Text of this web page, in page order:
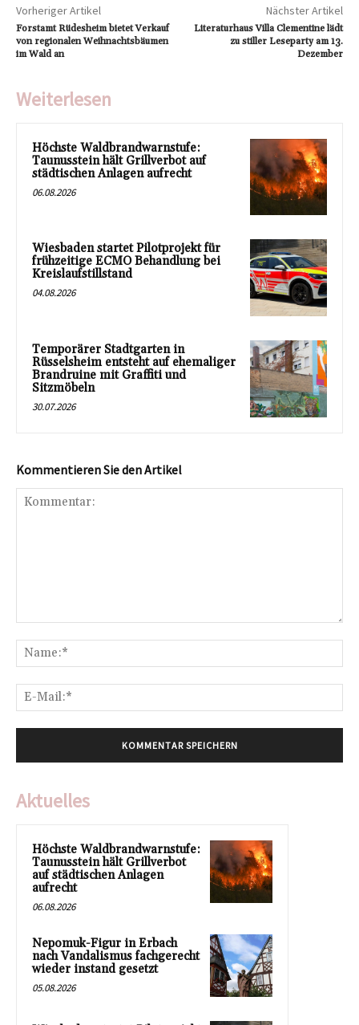
Vorheriger Artikel
Forstamt Rüdesheim bietet Verkauf
von regionalen Weihnachtsbäumen
im Wald an
Nächster Artikel
Literaturhaus Villa Clementine lädt
zu stiller Leseparty am 13.
Dezember
Weiterlesen
Höchste Waldbrandwarnstufe:
Taunusstein hält Grillverbot auf
städtischen Anlagen aufrecht
06.08.2026
Wiesbaden startet Pilotprojekt für
frühzeitige ECMO Behandlung bei
Kreislaufstillstand
04.08.2026
Temporärer Stadtgarten in
Rüsselsheim entsteht auf ehemaliger
Brandruine mit Graffiti und
Sitzmöbeln
30.07.2026
Kommentieren Sie den Artikel
Aktuelles
Höchste Waldbrandwarnstufe:
Taunusstein hält Grillverbot
auf städtischen Anlagen
aufrecht
06.08.2026
Nepomuk-Figur in Erbach
nach Vandalismus fachgerecht
wieder instand gesetzt
05.08.2026